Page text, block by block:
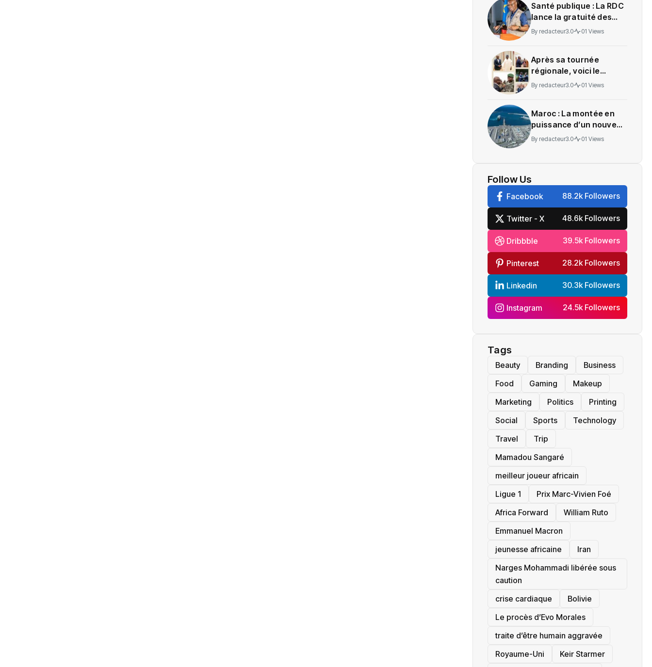
Santé publique : La RDC
lance la gratuité des
soins en Ituri
By redacteur3.0 01 Views
Après sa tournée
régionale, voici le
message de Wadagni
By redacteur3.0 01 Views
Maroc : La montée en
puissance d’un nouveau
centre névralgique de
By redacteur3.0 01 Views
Follow Us
Facebook 88.2k Followers
Twitter - X 48.6k Followers
Dribbble 39.5k Followers
Pinterest 28.2k Followers
Linkedin 30.3k Followers
Instagram 24.5k Followers
Tags
Beauty Branding
Business
Food
Gaming
Makeup
Marketing
Politics
Printing
Social
Sports
Technology
Travel
Trip
Mamadou Sangaré
meilleur joueur africain
Ligue 1
Prix Marc-Vivien Foé
‎Africa Forward
William Ruto
Emmanuel Macron
jeunesse africaine
‎Iran
Narges Mohammadi libérée sous
caution
crise cardiaque
‎Bolivie
Le procès d’Evo Morales
traite d’être humain aggravée
‎Royaume-Uni
Keir Starmer